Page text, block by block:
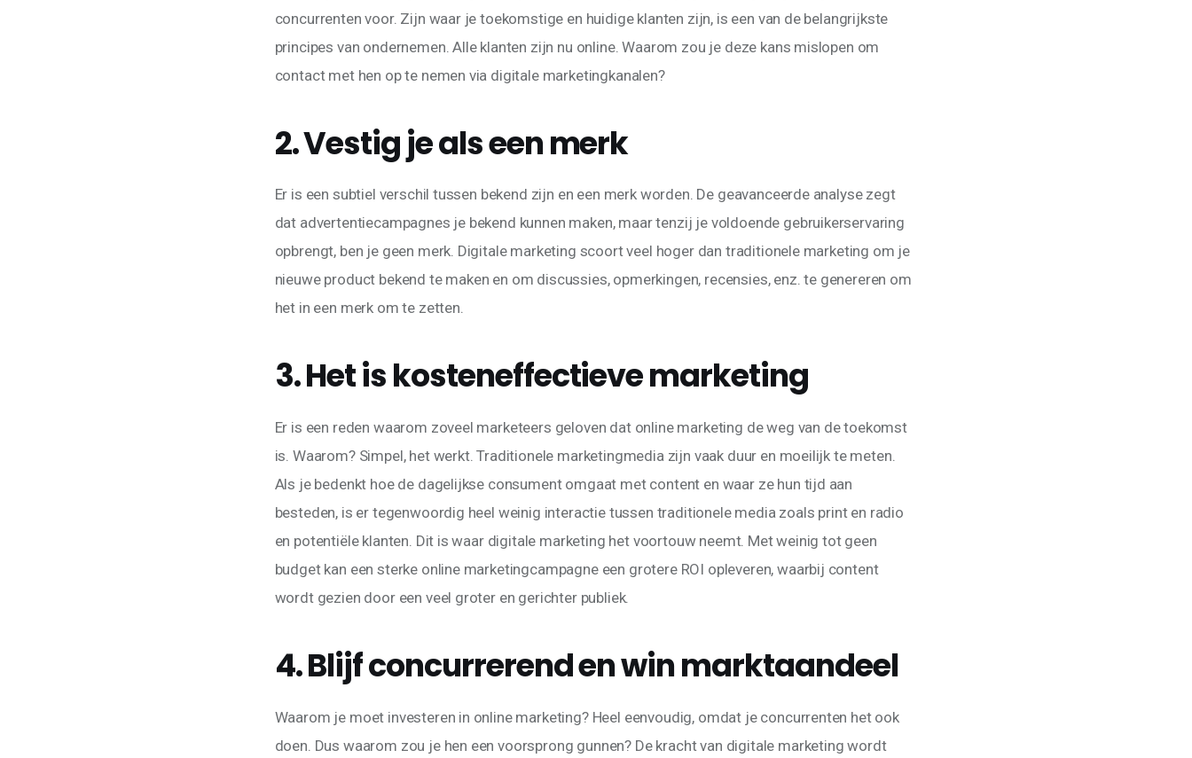
concurrenten voor. Zijn waar je toekomstige en huidige klanten zijn, is een van de belangrijkste
principes van ondernemen. Alle klanten zijn nu online. Waarom zou je deze kans mislopen om
contact met hen op te nemen via digitale marketingkanalen?
2. Vestig je als een merk
Er is een subtiel verschil tussen bekend zijn en een merk worden. De geavanceerde analyse zegt
dat advertentiecampagnes je bekend kunnen maken, maar tenzij je voldoende gebruikerservaring
opbrengt, ben je geen merk. Digitale marketing scoort veel hoger dan traditionele marketing om je
nieuwe product bekend te maken en om discussies, opmerkingen, recensies, enz. te genereren om
het in een merk om te zetten.
3. Het is kosteneffectieve marketing
Er is een reden waarom zoveel marketeers geloven dat online marketing de weg van de toekomst
is. Waarom? Simpel, het werkt. Traditionele marketingmedia zijn vaak duur en moeilijk te meten.
Als je bedenkt hoe de dagelijkse consument omgaat met content en waar ze hun tijd aan
besteden, is er tegenwoordig heel weinig interactie tussen traditionele media zoals print en radio
en potentiële klanten. Dit is waar digitale marketing het voortouw neemt. Met weinig tot geen
budget kan een sterke online marketingcampagne een grotere ROI opleveren, waarbij content
wordt gezien door een veel groter en gerichter publiek.
4. Blijf concurrerend en win marktaandeel
Waarom je moet investeren in online marketing? Heel eenvoudig, omdat je concurrenten het ook
doen. Dus waarom zou je hen een voorsprong gunnen? De kracht van digitale marketing wordt